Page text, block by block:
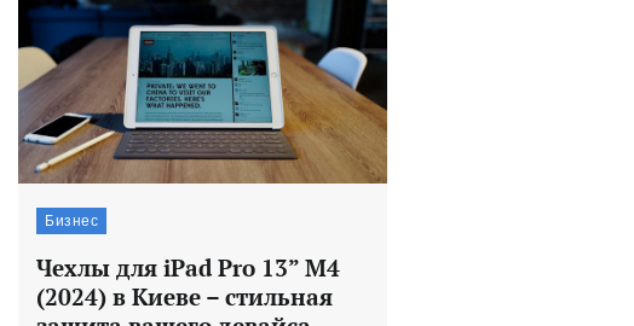
Бизнес
Чехлы для iPad Pro 13” M4
(2024) в Киеве – стильная